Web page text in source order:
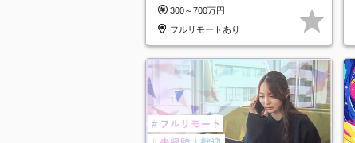
★
300～700万円
フルリモートあり